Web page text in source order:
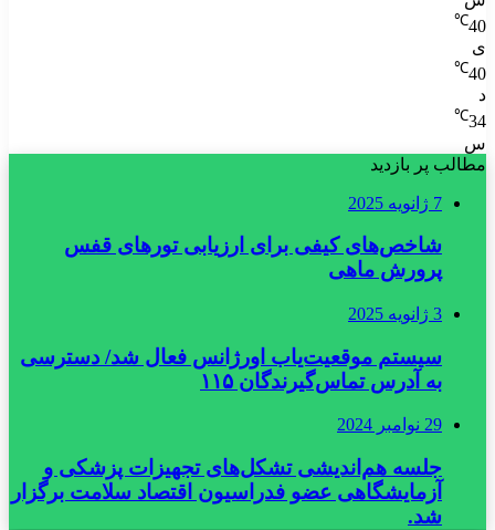
40
℃
ی
40
℃
د
34
℃
س
مطالب پر بازدید
7 ژانویه 2025
شاخص‌های کیفی برای ارزیابی تورهای قفس
پرورش ماهی
3 ژانویه 2025
سیستم موقعیت‌یاب اورژانس فعال شد/ دسترسی
به آدرس تماس‌گیرندگان ۱۱۵
29 نوامبر 2024
جلسه هم‌اندیشی تشکل‌های تجهیزات پزشکی و
آزمایشگاهی عضو فدراسیون اقتصاد سلامت برگزار
شد.